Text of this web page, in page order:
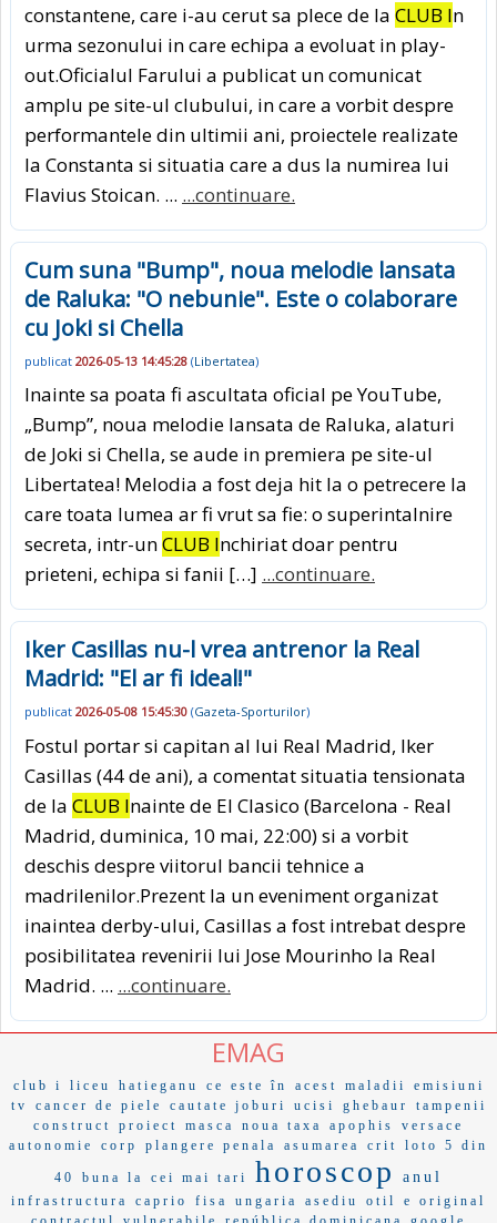
constantene, care i-au cerut sa plece de la CLUB In
urma sezonului in care echipa a evoluat in play-
out.Oficialul Farului a publicat un comunicat
amplu pe site-ul clubului, in care a vorbit despre
performantele din ultimii ani, proiectele realizate
la Constanta si situatia care a dus la numirea lui
Flavius Stoican. ... ...continuare.
Cum suna "Bump", noua melodie lansata
de Raluka: "O nebunie". Este o colaborare
cu Joki si Chella
publicat 2026-05-13 14:45:28 (Libertatea)
Inainte sa poata fi ascultata oficial pe YouTube,
„Bump”, noua melodie lansata de Raluka, alaturi
de Joki si Chella, se aude in premiera pe site-ul
Libertatea! Melodia a fost deja hit la o petrecere la
care toata lumea ar fi vrut sa fie: o superintalnire
secreta, intr-unCLUB Inchiriat doar pentru
prieteni, echipa si fanii […] ...continuare.
Iker Casillas nu-l vrea antrenor la Real
Madrid: "El ar fi ideal!"
publicat 2026-05-08 15:45:30 (Gazeta-Sporturilor)
Fostul portar si capitan al lui Real Madrid, Iker
Casillas (44 de ani), a comentat situatia tensionata
de la CLUB Inainte de El Clasico (Barcelona - Real
Madrid, duminica, 10 mai, 22:00) si a vorbit
deschis despre viitorul bancii tehnice a
madrilenilor.Prezent la un eveniment organizat
inaintea derby-ului, Casillas a fost intrebat despre
posibilitatea revenirii lui Jose Mourinho la Real
Madrid. ... ...continuare.
EMAG
club i liceu hatieganu ce este în acest maladii
emisiuni
tv
cancer de piele cautate joburi ucisi ghebaur
tampenii
construct
proiect masca noua taxa apophis
versace
autonomie
corp plangere penala asumarea crit loto 5 din
40 buna la cei mai tari horoscop anul
infrastructura caprio fisa ungaria asediu otil
e original